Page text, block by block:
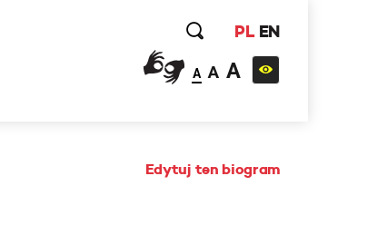
PL EN
A A A
Edytuj ten biogram